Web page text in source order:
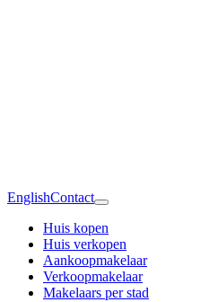
EnglishContact
Huis kopen
Huis verkopen
Aankoopmakelaar
Verkoopmakelaar
Makelaars per stad